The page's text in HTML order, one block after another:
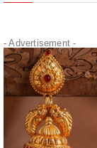
- Advertisement -